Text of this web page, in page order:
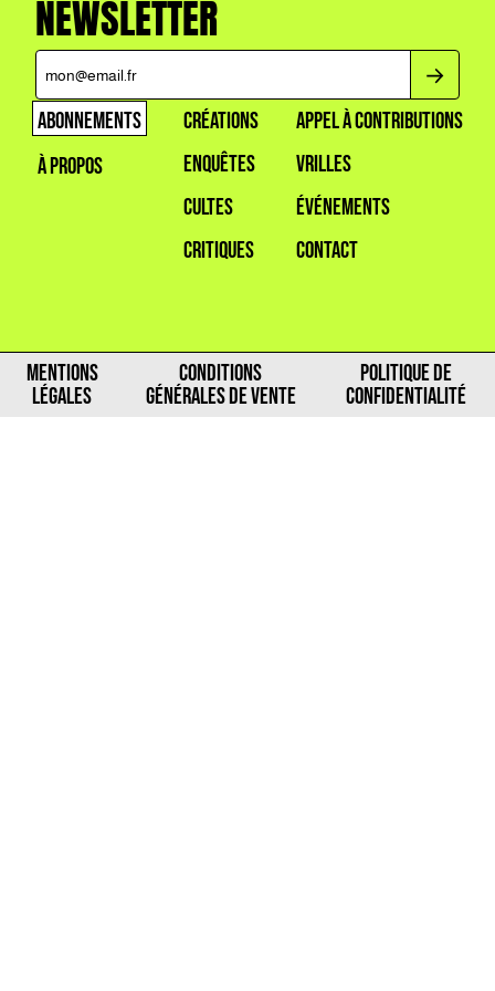
NEWSLETTER
ABONNEMENTS
À PROPOS
CRÉATIONS
ENQUÊTES
CULTES
CRITIQUES
APPEL À CONTRIBUTIONS
VRILLES
ÉVÉNEMENTS
CONTACT
MENTIONS
LÉGALES
CONDITIONS
GÉNÉRALES DE VENTE
POLITIQUE DE
CONFIDENTIALITÉ